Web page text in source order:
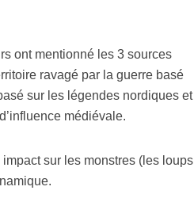
ont mentionné les 3 sources
ravagé par la guerre basé
sur les légendes nordiques et
médiévale.
sur les monstres (les loups